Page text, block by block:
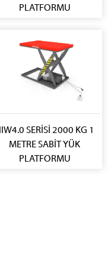
PLATFORMU
SERİSİ 2000 KG 1
METRE SABİT YÜK
PLATFORMU